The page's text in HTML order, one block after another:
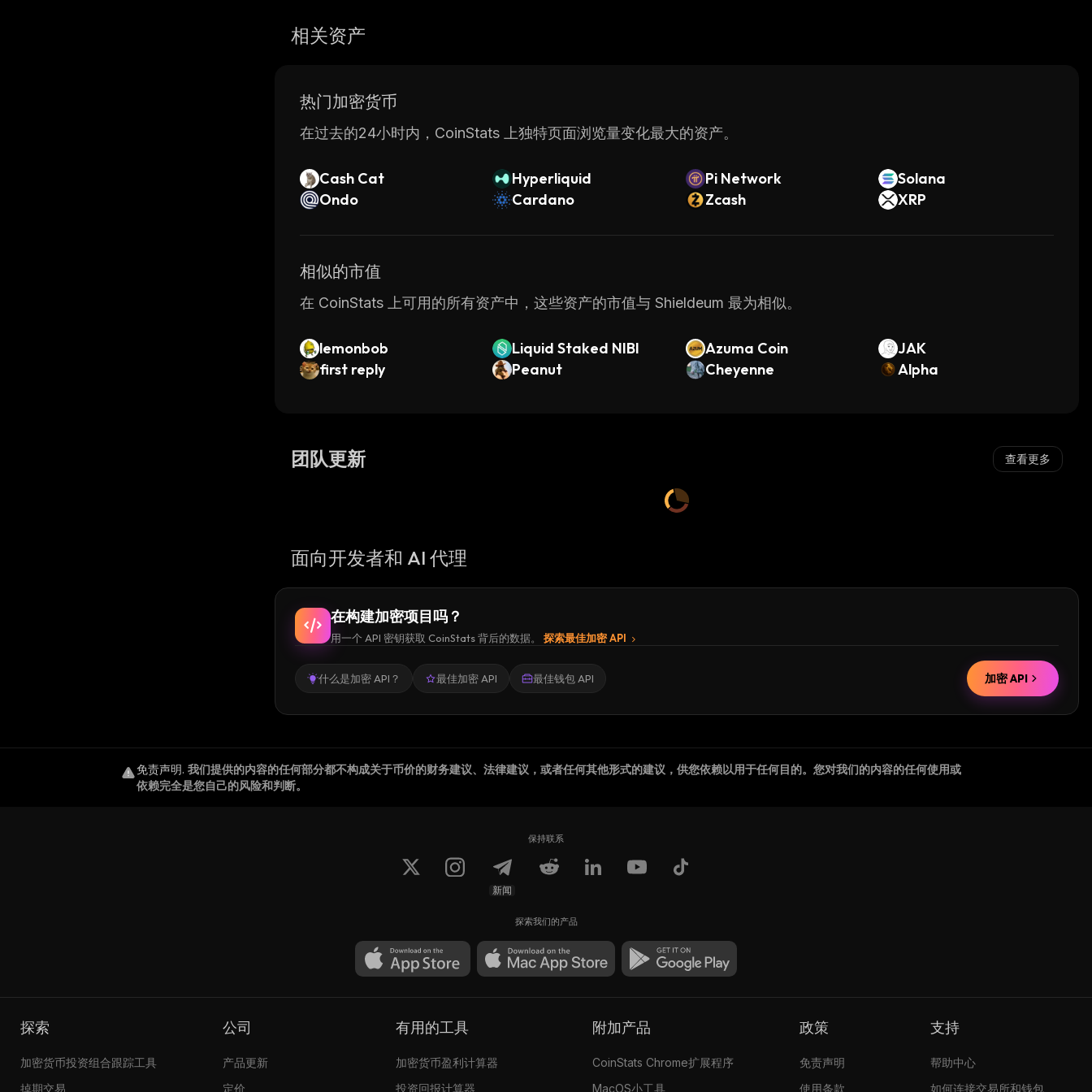
相关资产
热门加密货币
在过去的24小时内，CoinStats 上独特页面浏览量变化最大的资产。
Cash Cat Hyperliquid Pi Network
Solana
Ondo
Cardano Zcash XRP
相似的市值
在 CoinStats 上可用的所有资产中，这些资产的市值与 Shieldeum 最为相似。
lemonbob Liquid Staked NIBI Azuma Coin
JAK
first reply
Peanut Cheyenne Alpha
团队更新 查看更多
面向开发者和 AI 代理
在构建加密项目吗？
用一个 API 密钥获取 CoinStats 背后的数据。 探索最佳加密 API
什么是加密 API？ 最佳加密 API 最佳钱包 API 加密 API
免责声明. 我们提供的内容的任何部分都不构成关于币价的财务建议、法律建议，或者任何其他形式的建议，供您依赖以用于任何目的。您对我们的内容的任何使用或
依赖完全是您自己的风险和判断。
保持联系
新闻
探索我们的产品
探索
加密货币投资组合跟踪工具
掉期交易
公司
产品更新
定价
有用的工具
加密货币盈利计算器
投资回报计算器
附加产品
CoinStats Chrome扩展程序
MacOS小工具
政策
免责声明
使用条款
支持
帮助中心
如何连接交易所和钱包